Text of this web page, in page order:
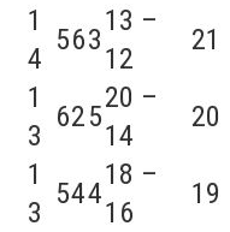
1
4
563
13 –
12
21
1
3
625
20 –
14
20
1
3
544
18 –
16
19